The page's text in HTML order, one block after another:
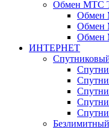
Обмен МТС
Обмен
Обмен
Обмен
ИНТЕРНЕТ